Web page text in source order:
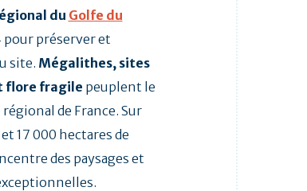
du Golfe du
pour préserver et
site. Mégalithes, sites
flore fragile peuplent le
de France. Sur
17 000 hectares de
des paysages et